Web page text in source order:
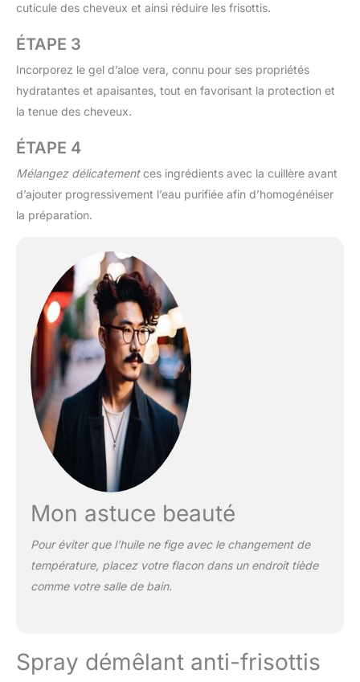
cuticule des cheveux et ainsi réduire les frisottis.
ÉTAPE 3
Incorporez le gel d’aloe vera, connu pour ses propriétés
hydratantes et apaisantes, tout en favorisant la protection et
la tenue des cheveux.
ÉTAPE 4
Mélangez délicatementces ingrédients avec la cuillère avant
d’ajouter progressivement l’eau purifiée afin d’homogénéiser
la préparation.
Mon astuce beauté
Pour éviter que l’huile ne fige avec le changement de
température, placez votre flacon dans un endroit tiède
comme votre salle de bain.
Spray démêlant anti-frisottis